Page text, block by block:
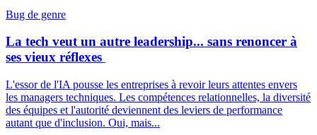
Bug de genre
La tech veut un autre leadership... sans renoncer à
ses vieux réflexes
L'essor de l'IA pousse les entreprises à revoir leurs attentes envers
les managers techniques. Les compétences relationnelles, la diversité
des équipes et l'autorité deviennent des leviers de performance
autant que d'inclusion. Oui, mais...